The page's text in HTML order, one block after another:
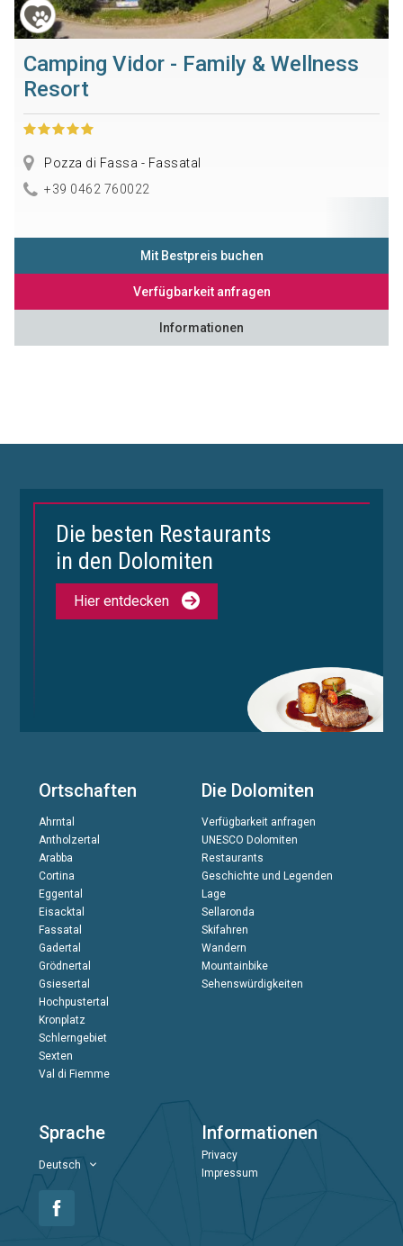
Camping Vidor - Family & Wellness
Resort
Pozza di Fassa - Fassatal
+39 0462 760022
Mit Bestpreis buchen
Verfügbarkeit anfragen
Informationen
Die besten Restaurants
in den Dolomiten
Hier entdecken
Ortschaften
Ahrntal
Antholzertal
Arabba
Cortina
Eggental
Eisacktal
Fassatal
Gadertal
Grödnertal
Gsiesertal
Hochpustertal
Kronplatz
Schlerngebiet
Sexten
Val di Fiemme
Die Dolomiten
Verfügbarkeit anfragen
UNESCO Dolomiten
Restaurants
Geschichte und Legenden
Lage
Sellaronda
Skifahren
Wandern
Mountainbike
Sehenswürdigkeiten
Sprache
Deutsch
Informationen
Privacy
Impressum